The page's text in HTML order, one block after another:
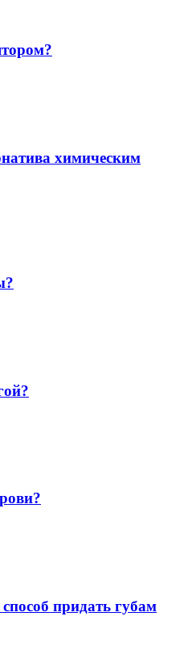
химическим
придать губам